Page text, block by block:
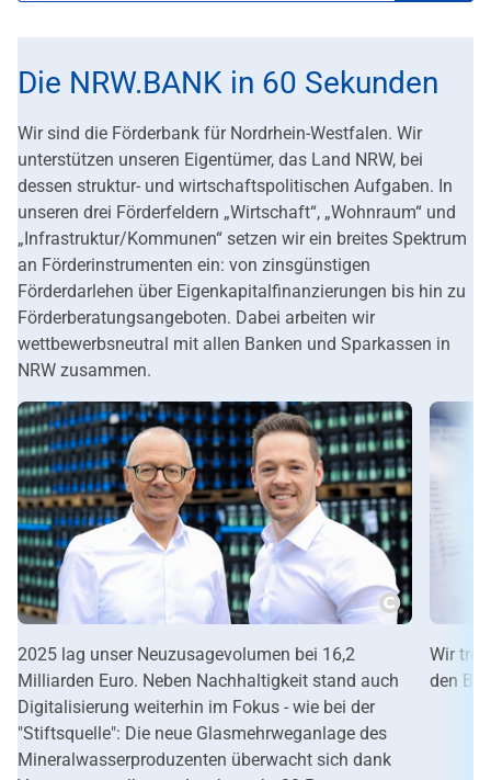
Die NRW.BANK in 60 Sekunden
Wir sind die Förderbank für Nordrhein-Westfalen. Wir
unterstützen unseren Eigentümer, das Land NRW, bei
dessen struktur- und wirtschaftspolitischen Aufgaben. In
unseren drei Förderfeldern „Wirtschaft“, „Wohnraum“ und
„Infrastruktur/Kommunen“ setzen wir ein breites Spektrum
an Förderinstrumenten ein: von zinsgünstigen
Förderdarlehen über Eigenkapitalfinanzierungen bis hin zu
Förderberatungsangeboten. Dabei arbeiten wir
wettbewerbsneutral mit allen Banken und Sparkassen in
NRW zusammen.
Copyright
2025 lag unser Neuzusagevolumen bei 16,2
Milliarden Euro. Neben Nachhaltigkeit stand auch
Digitalisierung weiterhin im Fokus - wie bei der
"Stiftsquelle": Die neue Glasmehrweganlage des
Mineralwasserproduzenten überwacht sich dank
Wir
den